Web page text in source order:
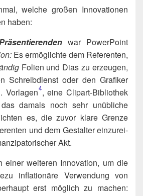
wel­che gro­ßen Inno­va­tio­nen
haben:
war Power­Point
Es ermög­lich­te dem Refe­ren­ten,
Foli­en und Dias zu erzeu­gen,
Schreib­dienst oder den Gra­fi­ker
Vorlagen​4, eine Clip­art-Biblio­thek
damals noch sehr unüb­li­che
es, die zuvor kla­re Gren­ze
und dem Gestal­ter ein­zu­rei­
Akt.
einer wei­te­ren Inno­va­ti­on, um die
infla­tio­nä­re Ver­wen­dung von
erst mög­lich zu machen: